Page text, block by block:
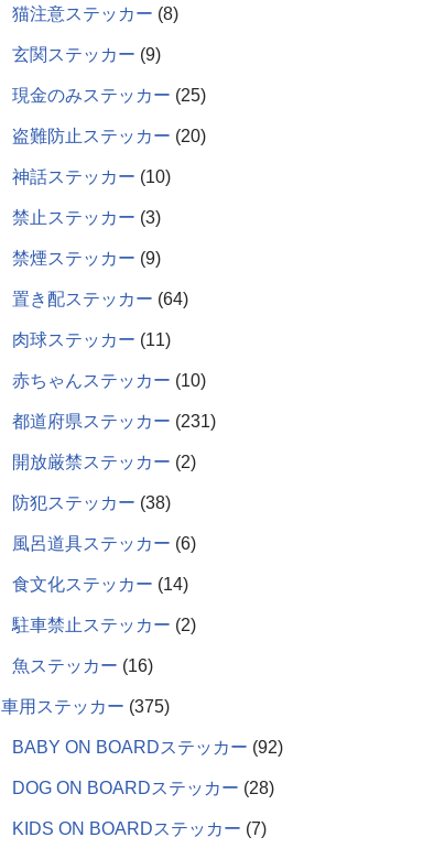
猫注意ステッカー 8
玄関ステッカー 9
現金のみステッカー 25
盗難防止ステッカー 20
神話ステッカー 10
禁止ステッカー 3
禁煙ステッカー 9
置き配ステッカー 64
肉球ステッカー 11
赤ちゃんステッカー 10
都道府県ステッカー 231
開放厳禁ステッカー 2
防犯ステッカー 38
風呂道具ステッカー 6
食文化ステッカー 14
駐車禁止ステッカー 2
魚ステッカー 16
車用ステッカー 375
BABY ON BOARDステッカー 92
DOG ON BOARDステッカー 28
KIDS ON BOARDステッカー 7